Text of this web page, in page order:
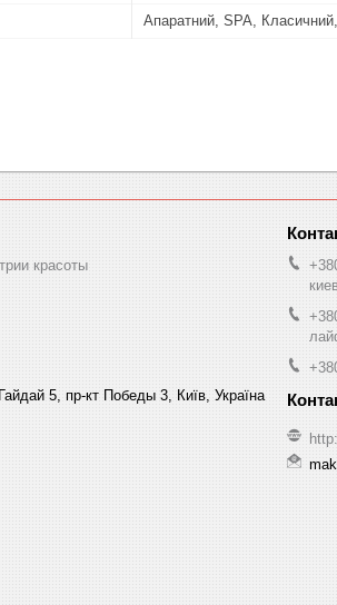
Апаратний, SPA,
красоты
5, пр-кт Победы 3, Київ, Україна